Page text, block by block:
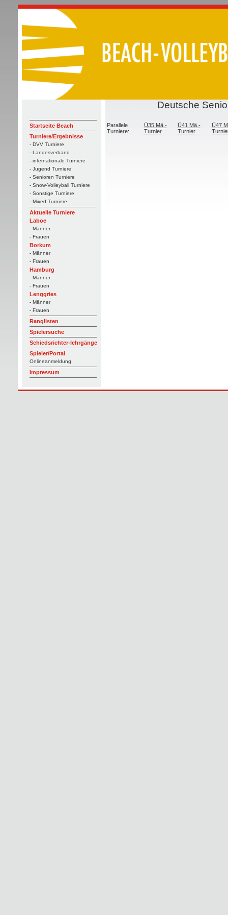
Startseite Beach
Turniere/Ergebnisse
- DVV Turniere
- Landesverband
- internationale Turniere
- Jugend Turniere
- Senioren Turniere
- Snow-Volleyball Turniere
- Sonstige Turniere
- Mixed Turniere
Aktuelle Turniere
Laboe
- Männer
- Frauen
Borkum
- Männer
- Frauen
Hamburg
- Männer
- Frauen
Lenggries
- Männer
- Frauen
Ranglisten
Spielersuche
Schiedsrichter-lehrgänge
Spieler/Portal
Onlineanmeldung
Impressum
Deutsche
Parallele
Turniere:
Ü35 Mä.-
Turnier
Ü41 Mä.-
Turnier
Ü47